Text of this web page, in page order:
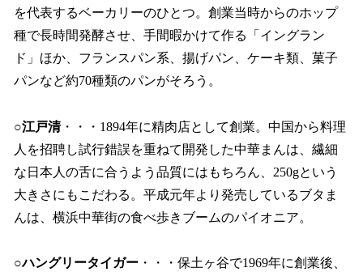
を代表するベーカリーのひとつ。創業当時からのホップ
種で長時間発酵させ、手間暇かけて作る「イングラン
ド」ほか、フランスパン系、揚げパン、ケーキ類、菓子
パンなど約70種類のパンがそろう。
○江戸清・・・1894年に精肉店として創業。中国から料理
人を招聘し試行錯誤を重ねて開発した中華まんは、繊細
な日本人の舌に合うよう品質にはもちろん、250gという
大きさにもこだわる。平成元年より発売しているブタま
んは、横浜中華街の食べ歩きブームのパイオニア。
○ハングリータイガー ・・・保土ヶ谷で1969年に創業後、